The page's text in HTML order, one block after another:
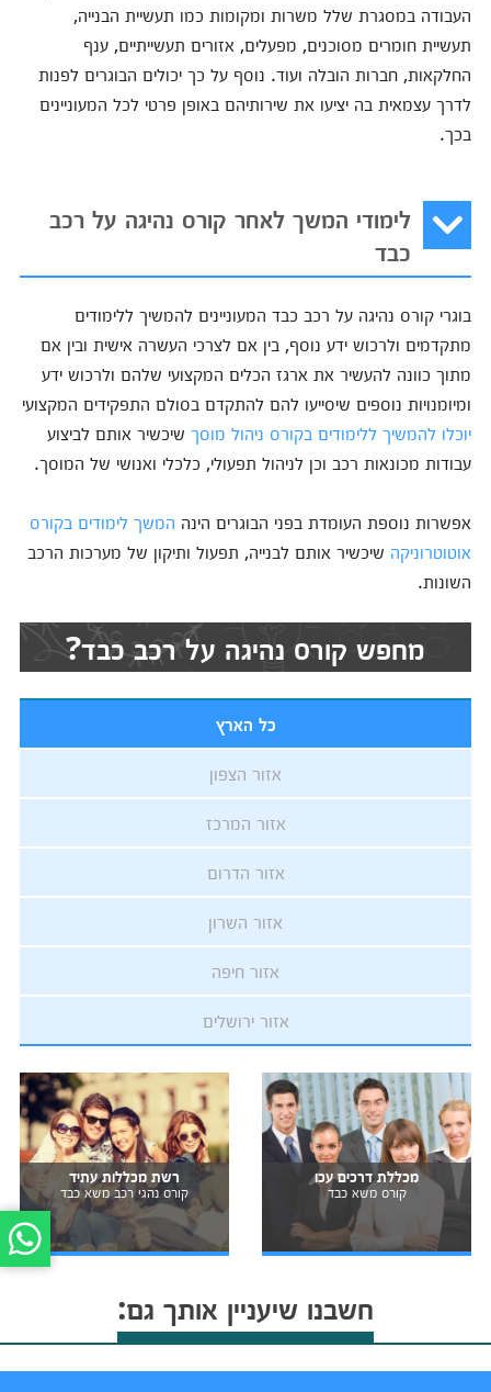
העבודה במסגרת שלל משרות ומקומות כמו תעשיית הבנייה,
תעשיית חומרים מסוכנים, מפעלים, אזורים תעשייתיים, ענף
החלקאות, חברות הובלה ועוד. נוסף על כך יכולים הבוגרים לפנות
לדרך עצמאית בה יציעו את שירותיהם באופן פרטי לכל המעוניינים
בכך.
לימודי המשך לאחר קורס נהיגה על רכב
כבד
בוגרי קורס נהיגה על רכב כבד המעוניינים להמשיך ללימודים
מתקדמים ולרכוש ידע נוסף, בין אם לצרכי העשרה אישית ובין אם
מתוך כוונה להעשיר את ארגז הכלים המקצועי שלהם ולרכוש ידע
ומיומנויות נוספים שיסייעו להם להתקדם בסולם התפקידים המקצועי
יוכלו להמשיך ללימודים בקורס ניהול מוסךשיכשיר אותם לביצוע
עבודות מכונאות רכב וכן לניהול תפעולי, כלכלי ואנושי של המוסך.
אפשרות נוספת העומדת בפני הבוגרים הינה המשך לימודים בקורס
אוטוטרוניקה שיכשיר אותם לבנייה, תפעול ותיקון של מערכות הרכב
השונות.
מחפש קורס נהיגה על רכב כבד?
כל הארץ
אזור הצפון
אזור המרכז
אזור הדרום
אזור השרון
אזור חיפה
אזור ירושלים
מכללת דרכים עכו
קורס משא כבד
רשת מכללות עתיד
קורס נהגי רכב משא כבד
חשבנו שיעניין אותך גם: